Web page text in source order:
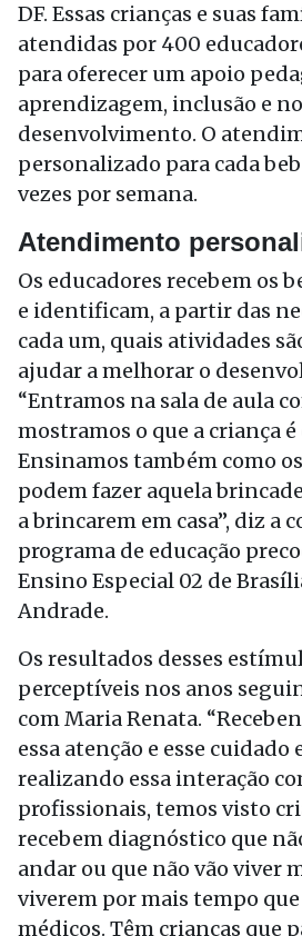
DF. Essas crianças e suas
atendidas por 400
para oferecer um apoio
aprendizagem, inclusão e no
desenvolvimento. O
personalizado para cada
vezes por semana.
Atendimento
Os educadores recebem os
e identificam, a partir das
cada um, quais atividades
ajudar a melhorar o
“Entramos na sala de aula
mostramos o que a criança é
Ensinamos também como
podem fazer aquela
a brincarem em casa”, diz a
programa de educação
Ensino Especial 02 de
Andrade.
Os resultados desses
perceptíveis nos anos
com Maria Renata.
essa atenção e esse cuidado
realizando essa interação
profissionais, temos visto
recebem diagnóstico que
andar ou que não vão viver
viverem por mais tempo
médicos. Têm crianças que